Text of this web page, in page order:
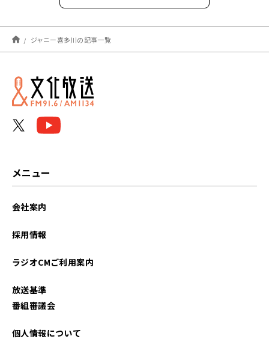
2024年07月
2023年10月
2023年09月
ジャニー喜多川の記事一覧
メニュー
会社案内
採用情報
ラジオCMご利用案内
放送基準
番組審議会
個人情報について